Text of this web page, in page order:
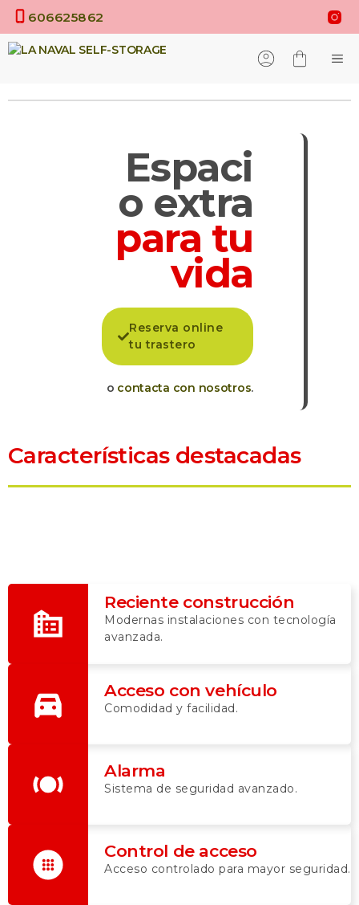
Saltar
contenido
606625862
Espaci
o extra
para tu
vida
Reserva online
tu trastero
o contacta con nosotros.
Características destacadas
Reciente construcción
Modernas instalaciones con tecnología
avanzada.
Acceso con vehículo
Comodidad y facilidad.
Alarma
Sistema de seguridad avanzado.
Control de acceso
Acceso controlado para mayor seguridad.